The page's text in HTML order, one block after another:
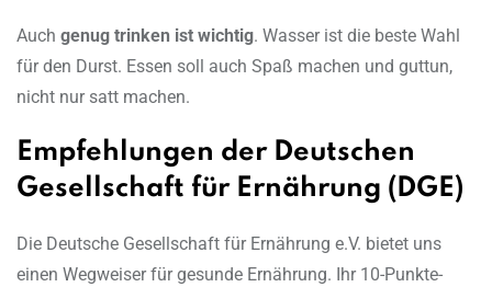
Auch genug trinken ist wichtig. Wasser ist die beste Wahl
für den Durst. Essen soll auch Spaß machen und guttun,
nicht nur satt machen.
Empfehlungen der Deutschen
Gesellschaft für Ernährung (DGE)
Die Deutsche Gesellschaft für Ernährung e.V. bietet uns
einen Wegweiser für gesunde Ernährung. Ihr 10-Punkte-